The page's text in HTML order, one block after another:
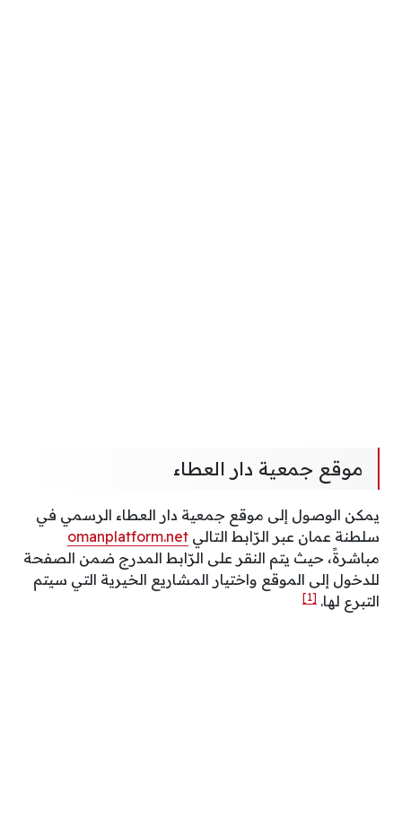
موقع جمعية دار العطاء
يمكن الوصول إلى موقع جمعية دار العطاء الرسمي في
سلطنة عمان عبر الرّابط التالي omanplatform.net
مباشرةً، حيث يتم النقر على الرّابط المدرج ضمن الصفحة
للدخول إلى الموقع واختيار المشاريع الخيرية التي سيتم
التبرع لها. [1]